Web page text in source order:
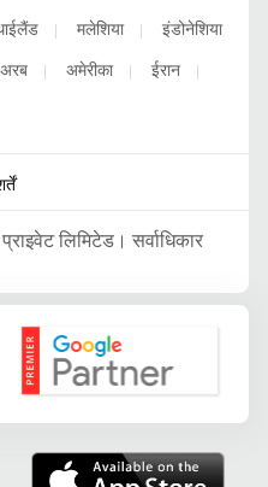
मलेशिया इंडोनेशिया
अमेरीका ईरान
लिमिटेड। सर्वाधिकार
Google Partner